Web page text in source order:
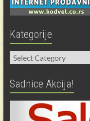
Kategorije
Kategorije
Sadnice Akcija!